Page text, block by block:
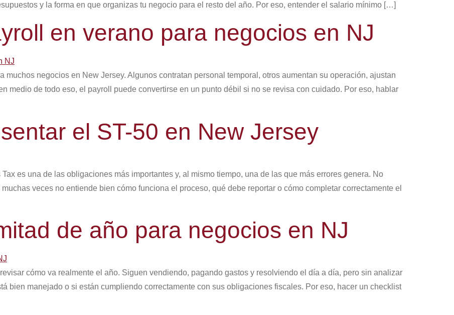
y la forma en que organizas tu negocio para el resto del año. Por eso, entender el salario mínimo […]
en verano para negocios en NJ
muchos negocios en New Jersey. Algunos contratan personal temporal, otros aumentan su operación, ajustan
medio de todo eso, el payroll puede convertirse en un punto débil si no se revisa con cuidado. Por eso, hablar
el ST-50 en New Jersey
es una de las obligaciones más importantes y, al mismo tiempo, una de las que más errores genera. No
veces no entiende bien cómo funciona el proceso, qué debe reportar o cómo completar correctamente el
de año para negocios en NJ
cómo va realmente el año. Siguen vendiendo, pagando gastos y resolviendo el día a día, pero sin analizar
bien manejado o si están cumpliendo correctamente con sus obligaciones fiscales. Por eso, hacer un checklist